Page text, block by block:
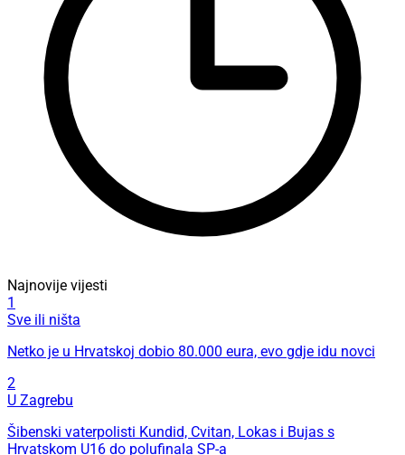
Najnovije vijesti
1
Sve ili ništa
Netko je u Hrvatskoj dobio 80.000 eura, evo gdje idu novci
2
U Zagrebu
Šibenski vaterpolisti Kundid, Cvitan, Lokas i Bujas s
Hrvatskom U16 do polufinala SP-a